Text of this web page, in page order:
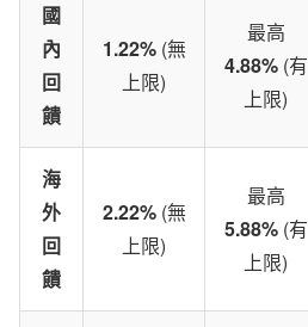
國
內
回
饋
1.22%(無
上限)
最高
4.88%(有
上限)
海
外
回
饋
2.22%(無
上限)
最高
5.88%(有
上限)